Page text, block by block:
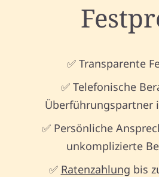
✅ Transparente
✅ Telefonische
Überführungspartner
✅ Persönliche
unkomplizierte
✅ Ratenzahlung bis